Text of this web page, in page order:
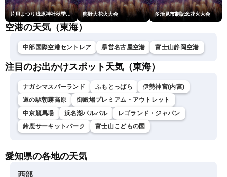
片貝まつり浅原神社秋季例大祭奉納大煙火 熊野大花火大会 多治見市制記念花火大会
空港の天気（東海）
中部国際空港セントレア 県営名古屋空港 富士山静岡空港
注目のお出かけスポット天気（東海）
ナガシマスパーランド ふもとっぱら
伊勢神宮(内宮)
道の駅朝霧高原
御殿場プレミアム・アウトレット
中京競馬場
浜名湖パルパル
レゴランド・ジャパン
鈴鹿サーキットパーク
富士山こどもの国
愛知県の各地の天気
西部